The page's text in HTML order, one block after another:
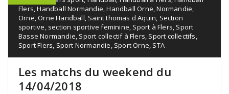
Flers ,Handball Normandie ,Handball Orne ,Normandie
Orne ,Orne Handball Saint thomas d Aquin Section
sportive section sportive feminine Sport à Flers Sport
Basse Normandie Sport collectif à Flers Sport collectifs
Sport Flers Sport Normandie Sport Orne STA
Les matchs du weekend du
14/04/2018